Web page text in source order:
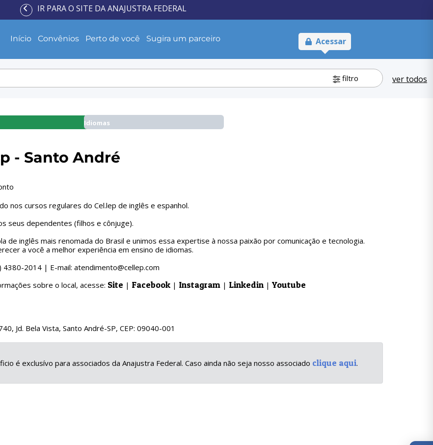
IR PARA O SITE DA ANAJUSTRA FEDERAL
Início Convênios Perto de você Sugira um parceiro Acessar
filtro ver todos
Idiomas
- Santo André
nos cursos regulares do Cel.lep de inglês e espanhol.
seus dependentes (filhos e cônjuge).
de inglês mais renomada do Brasil e unimos essa expertise à nossa paixão por comunicação e tecnologia.
a você a melhor experiência em ensino de idiomas.
4380-2014 | E-mail: atendimento@cellep.com
sobre o local, acesse: Site | Facebook | Instagram | Linkedin | Youtube
Jd. Bela Vista, Santo André-SP, CEP: 09040-001
é exclusívo para associados da Anajustra Federal. Caso ainda não seja nosso associado clique aqui.